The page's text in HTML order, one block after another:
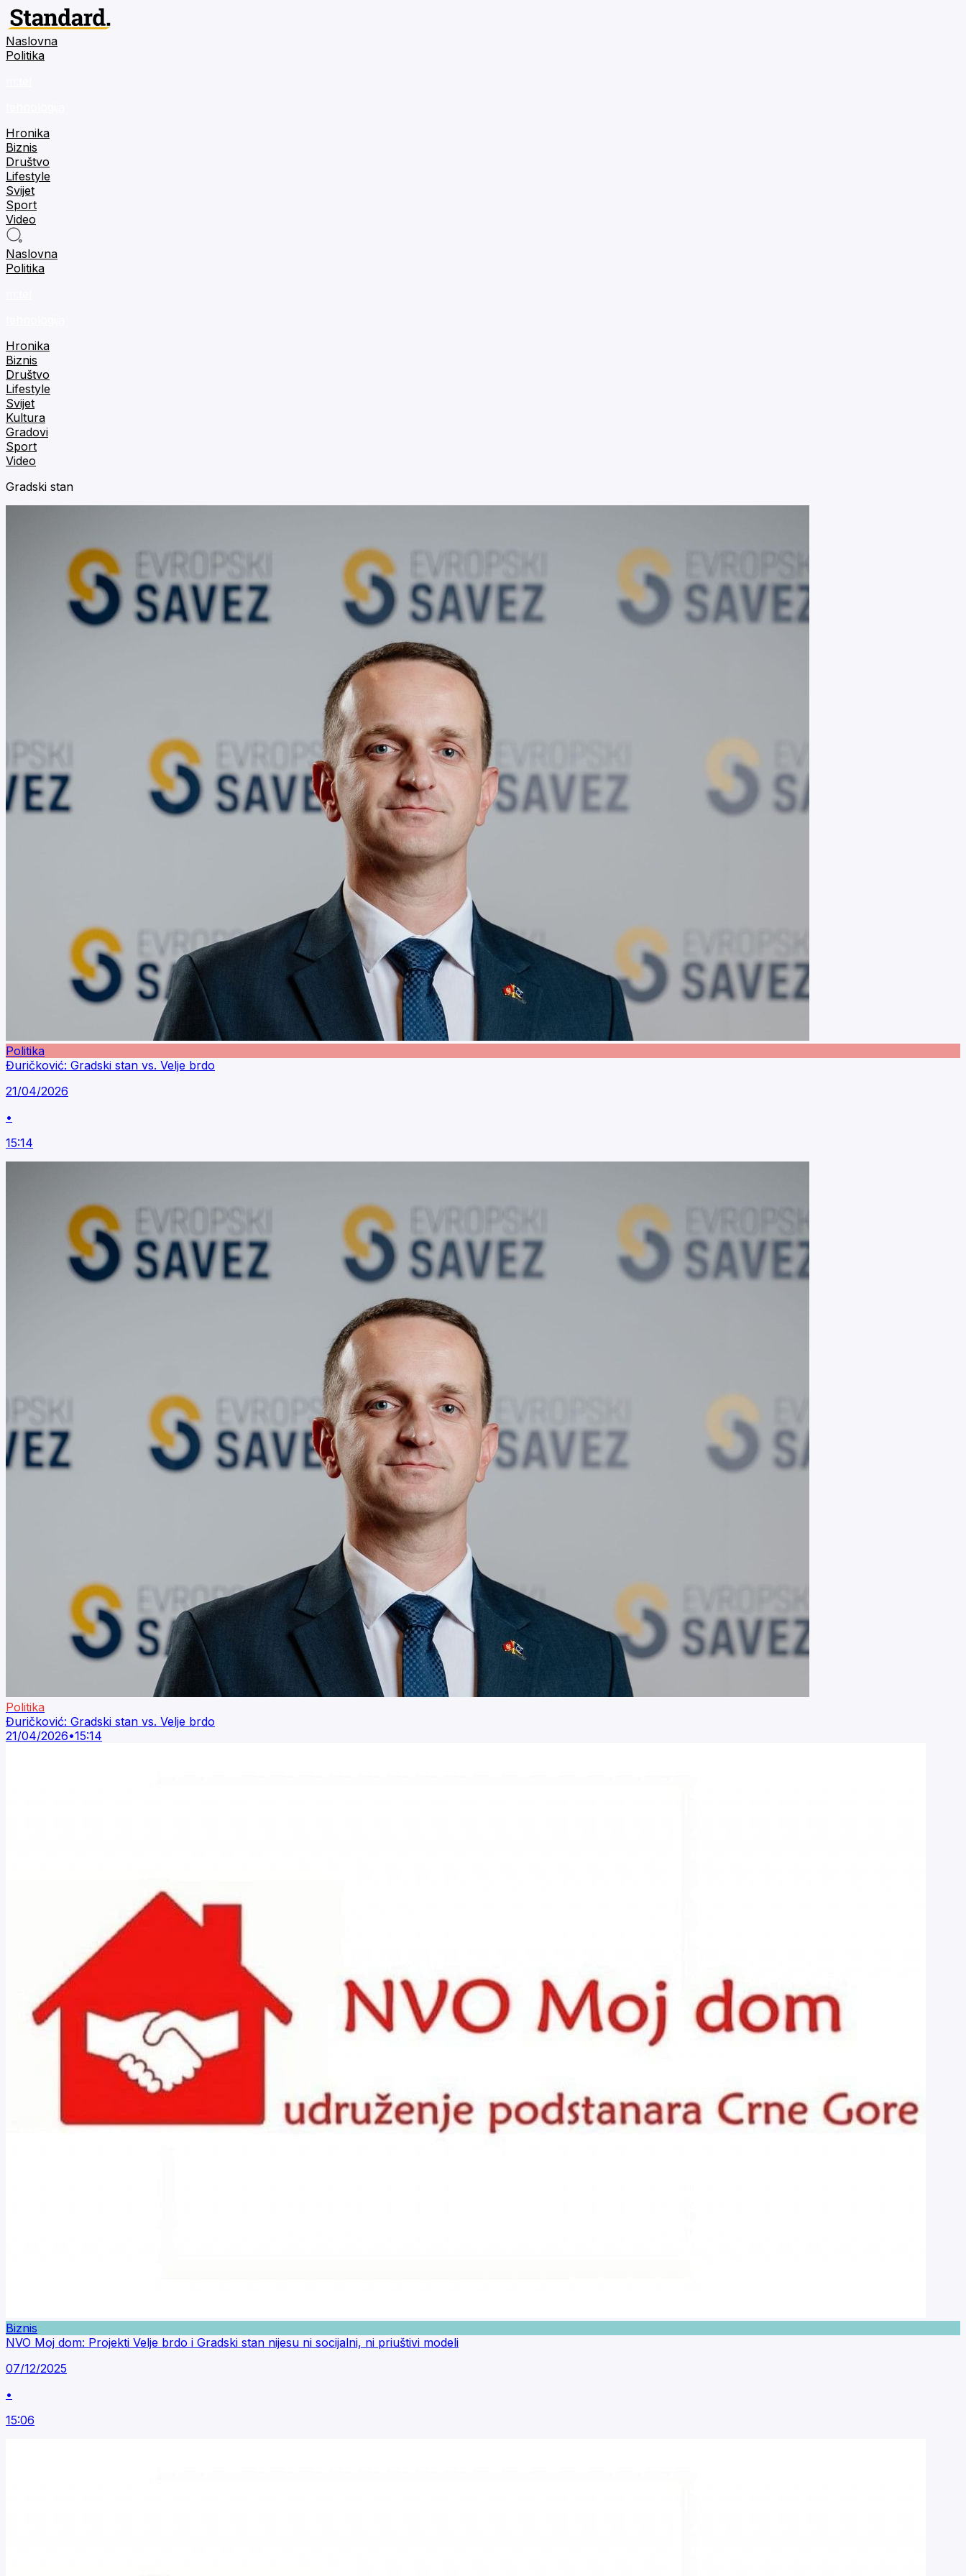
Naslovna
Politika
Hronika
Biznis
Društvo
Lifestyle
Svijet
Sport
Video
Naslovna
Politika
Hronika
Biznis
Društvo
Lifestyle
Svijet
Kultura
Gradovi
Sport
Video
Gradski stan
Politika
Đuričković: Gradski stan vs. Velje brdo
21/04/2026
•
15:14
Politika
Đuričković: Gradski stan vs. Velje brdo
21/04/2026•15:14
Biznis
NVO Moj dom: Projekti Velje brdo i Gradski stan nijesu ni socijalni, ni priuštivi modeli
07/12/2025
•
15:06